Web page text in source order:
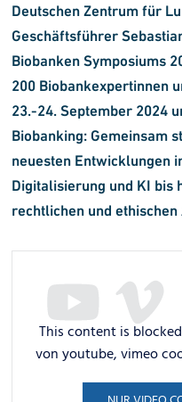
Deutschen Zentrum für
Geschäftsführer
Biobanken Symposiums
200 Biobankexpertinnen
23.-24. September 2024
Biobanking: Gemeinsam
neuesten Entwicklungen
Digitalisierung und KI bis
rechtlichen und
This content is
von youtube, vimeo